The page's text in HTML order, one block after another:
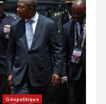
Géopolitique